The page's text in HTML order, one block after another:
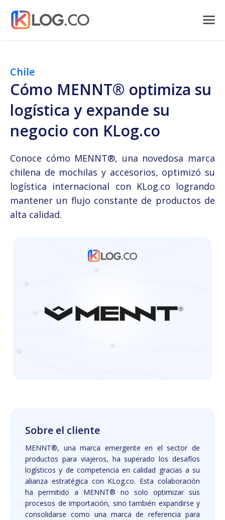
Chile
Cómo MENNT® optimiza su
logística y expande su
negocio con KLog.co
Conoce cómo MENNT®, una novedosa marca
chilena de mochilas y accesorios, optimizó su
logística internacional con KLog.co logrando
mantener un flujo constante de productos de
alta calidad.
Sobre el cliente
MENNT®, una marca emergente en el sector de
productos para viajeros, ha superado los desafíos
logísticos y de competencia en calidad gracias a su
alianza estratégica con KLog.co. Esta colaboración
ha permitido a MENNT® no solo optimizar sus
procesos de importación, sino también expandirse y
consolidarse como una marca de referencia para